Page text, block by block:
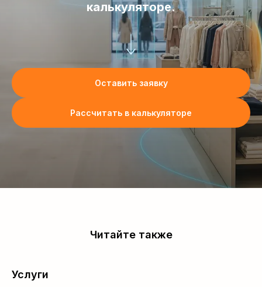
калькуляторе.
Оставить заявку
Рассчитать в калькуляторе
Читайте также
Услуги